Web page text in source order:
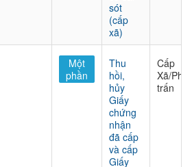
sót
(cấp
xã)
Một
phần
Thu
hồi,
hủy
Giấy
chứng
nhận
đã cấp
và cấp
Giấy
Cấp
Xã/
trấn